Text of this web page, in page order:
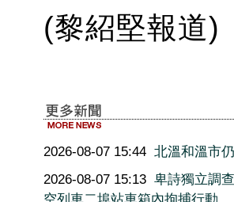
(黎紹堅報道)
2026-08-07 15:44 北溫和溫市
2026-08-07 15:13 卑詩獨立調
空列車二埠站車箱內拘捕行動